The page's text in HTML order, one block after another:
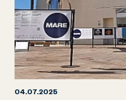
04.07.2025